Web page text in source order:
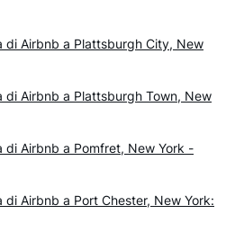
di Airbnb a Plattsburgh City, New
di Airbnb a Plattsburgh Town, New
di Airbnb a Pomfret, New York -
Airbnb a Port Chester, New York: